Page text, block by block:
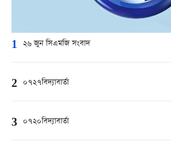
1 ২৬ জুন সিএমজি সংবাদ
2 ০৭২৭বিদ্যাবার্তা
3 ০৭২০বিদ্যাবার্তা